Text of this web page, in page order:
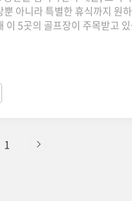
아니라 특별한 휴식까지 원
이 5곳의 골프장이 주목받고
에는 세계 100대 코스 선정
에 선정된 나인브릿지.PGA
받고 있습니다.울퉁불퉁한 언
1